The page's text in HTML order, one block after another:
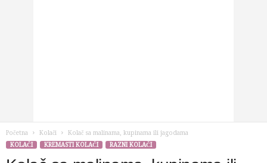
Početna Kolači
Kolač sa malinama, kupinama ili jagodama
KOLAČI
KREMASTI KOLAČI RAZNI KOLAČI